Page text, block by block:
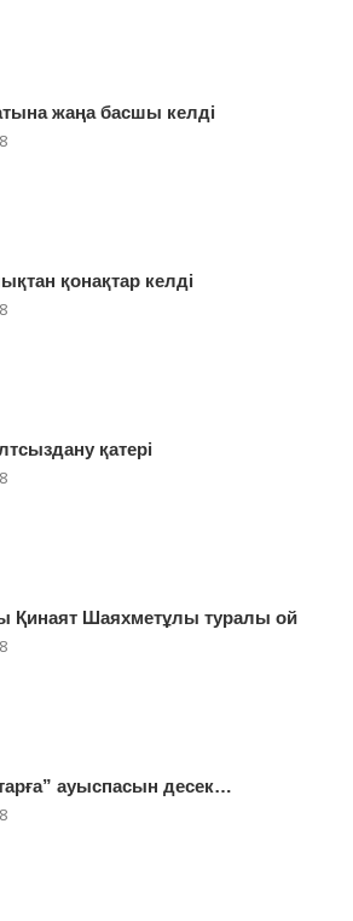
жаңа басшы келді
қонақтар келді
қатері
Қинаят Шаяхметұлы туралы ой
ауыспасын десек…